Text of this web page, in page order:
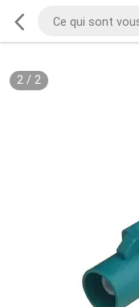
2/ 2